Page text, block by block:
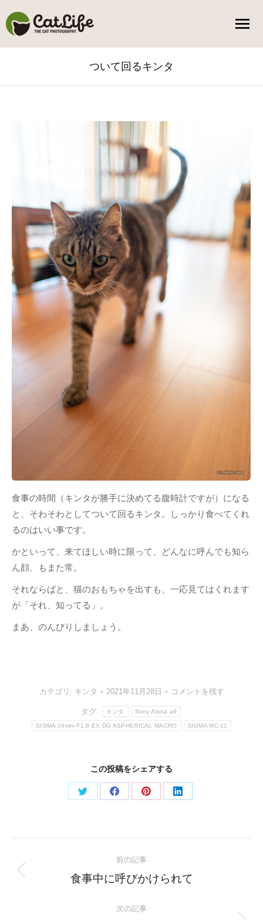
ついて回るキンタ
食事の時間（キンタが勝手に決めてる腹時計ですが）になる
と、そわそわとしてついて回るキンタ。しっかり食べてくれ
るのはいい事です。
かといって、来てほしい時に限って、どんなに呼んでも知ら
ん顔、もまた常。
それならばと、猫のおもちゃを出すも、一応見てはくれます
が「それ、知ってる」。
まあ、のんびりしましょう。
カテゴリ: キンタ 2021年11月28日 コメントを残す
タグ: キンタ Sony Alpha a9
SIGMA 24mm F1.8 EX DG ASPHERICAL MACRO SIGMA MC-11
この投稿をシェアする
Share
Share
Share
Share
navigation
前の記事
Previous
食事中に呼びかけられて
次の記事